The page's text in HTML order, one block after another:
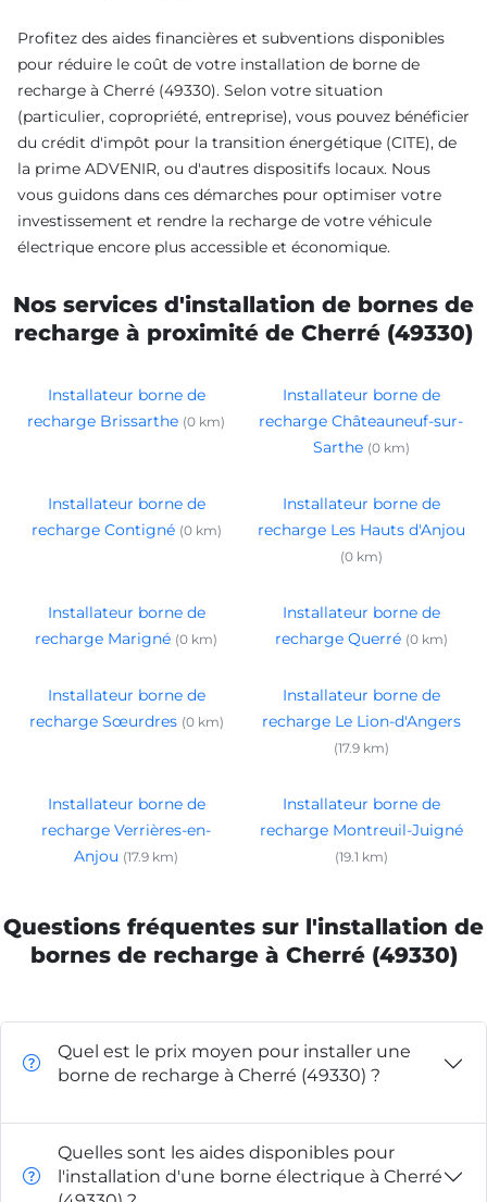
Profitez des aides financières et subventions disponibles
pour réduire le coût de votre installation de borne de
recharge à Cherré (49330). Selon votre situation
(particulier, copropriété, entreprise), vous pouvez bénéficier
du crédit d'impôt pour la transition énergétique (CITE), de
la prime ADVENIR, ou d'autres dispositifs locaux. Nous
vous guidons dans ces démarches pour optimiser votre
investissement et rendre la recharge de votre véhicule
électrique encore plus accessible et économique.
Nos services d'installation de bornes de
recharge à proximité de Cherré (49330)
Installateur borne de
recharge Brissarthe (0 km)
Installateur borne de
recharge Châteauneuf-sur-
Sarthe (0 km)
Installateur borne de
recharge Contigné (0 km)
Installateur borne de
recharge Les Hauts d'Anjou
(0 km)
Installateur borne de
recharge Marigné (0 km)
Installateur borne de
recharge Querré (0 km)
Installateur borne de
recharge Sœurdres (0 km)
Installateur borne de
recharge Le Lion-d'Angers
(17.9 km)
Installateur borne de
recharge Verrières-en-
Anjou (17.9 km)
Installateur borne de
recharge Montreuil-Juigné
(19.1 km)
Questions fréquentes sur l'installation de
bornes de recharge à Cherré (49330)
Quel est le prix moyen pour installer une
borne de recharge à Cherré (49330) ?
Quelles sont les aides disponibles pour
l'installation d'une borne électrique à Cherré